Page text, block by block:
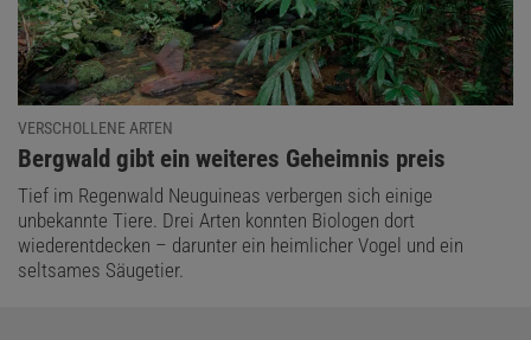
VERSCHOLLENE ARTEN
:
Bergwald gibt ein weiteres Geheimnis preis
Tief im Regenwald Neuguineas verbergen sich einige
unbekannte Tiere. Drei Arten konnten Biologen dort
wiederentdecken – darunter ein heimlicher Vogel und ein
seltsames Säugetier.